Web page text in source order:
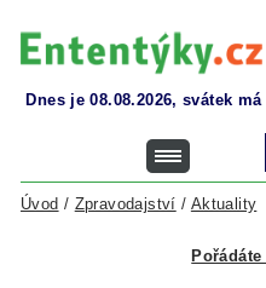
Dnes je 08.08.2026, svátek má
Úvod / Zpravodajství / Aktuality